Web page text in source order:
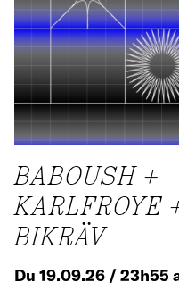
BABOUSH +
KARLFROYE
BIKRÄV
Du 19.09.26 / 23h55